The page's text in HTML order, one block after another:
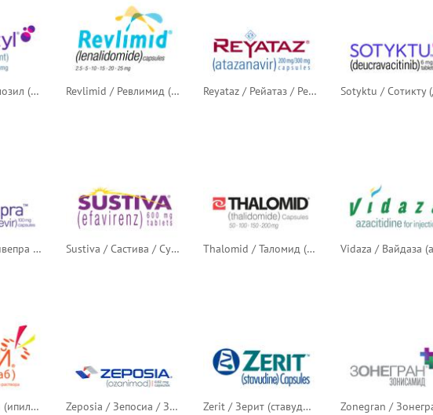
Reblozyl / Реблозил (луспатерцепт) Revlimid / Ревлимид (леналидомид) Reyataz / Рейатаз / Реатаз (атазанавир)
Sunvepra / Санвепра / Сунвепра (асунапревир) — планировавшийся логотип Sustiva / Састива / Сустива (эфавиренз) Thalomid / Таломид (талидомид)
Yervoy / Ервой (ипилимумаб) — русский логотип Zeposia / Зепосиа / Зепозия (озанимод) Zerit / Зерит (ставудин)